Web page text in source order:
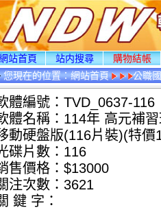
站首頁 站内搜尋
購物結帳
您現在的位置：網站首頁
公職
情
體編號：TVD_0637-116
體名稱：114年 高元補
動硬盤版(116片裝)(特價
碟片數：116
售價格：$13000
注次數： 3621
鍵 字：